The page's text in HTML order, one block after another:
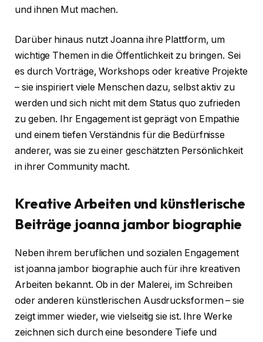
und ihnen Mut machen.
Darüber hinaus nutzt Joanna ihre Plattform, um
wichtige Themen in die Öffentlichkeit zu bringen. Sei
es durch Vorträge, Workshops oder kreative Projekte
– sie inspiriert viele Menschen dazu, selbst aktiv zu
werden und sich nicht mit dem Status quo zufrieden
zu geben. Ihr Engagement ist geprägt von Empathie
und einem tiefen Verständnis für die Bedürfnisse
anderer, was sie zu einer geschätzten Persönlichkeit
in ihrer Community macht.
Kreative Arbeiten und künstlerische
Beiträge joanna jambor biographie
Neben ihrem beruflichen und sozialen Engagement
ist joanna jambor biographie auch für ihre kreativen
Arbeiten bekannt. Ob in der Malerei, im Schreiben
oder anderen künstlerischen Ausdrucksformen – sie
zeigt immer wieder, wie vielseitig sie ist. Ihre Werke
zeichnen sich durch eine besondere Tiefe und